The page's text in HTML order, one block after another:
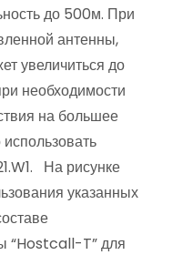
до 500м. При
антенны,
увеличиться до
необходимости
на большее
На рисунке
указанных
“Hostcall-T” для